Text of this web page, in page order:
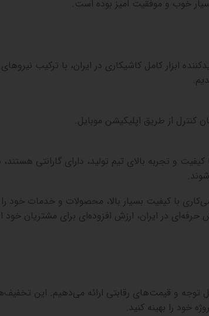
خوب و موفقیت امیز بوده است.
ابزار کامل کاشیکاری در ایران، با ترکیب
.
کنترل از طریق اپلیکیشن موبایل.
و تجربه بالای تیم تولید، دارای گارانتی هستند،
.
با کیفیت بسیار بالا، محصولات و خدمات خود را
در ایران، ارزش افزوده‌ای برای مشتریان خود
توجه و قیمت‌های رقابتی ارائه می‌دهیم. این
خود را بهینه کنید.